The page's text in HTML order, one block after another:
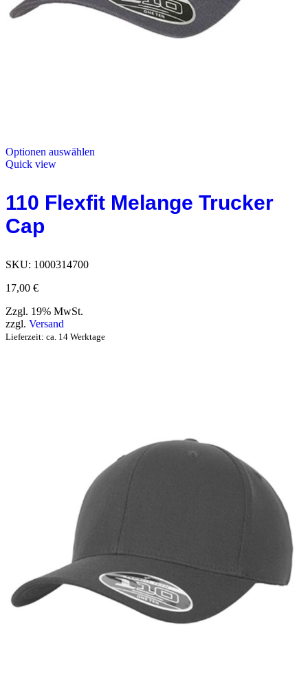
Optionen auswählen
Quick view
110 Flexfit Melange Trucker
Cap
SKU: 1000314700
17,00 €
Zzgl. 19% MwSt.
zzgl. Versand
Lieferzeit: ca. 14 Werktage